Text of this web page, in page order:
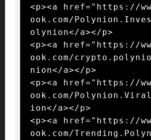
<p><a href="https://
ook.com/
olynion</a></p>
<p><a href="https://
ook.com/
nion</a></p>
<p><a href="https://
ook.com/
ion</a></p>
<p><a href="https://
ook.com/